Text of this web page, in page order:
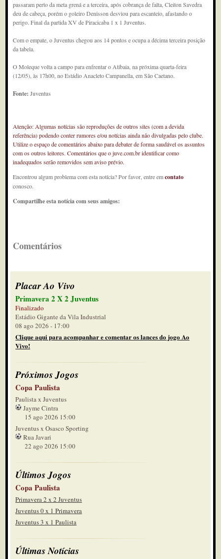
passaram perto da meta grená e a terceira, após cobrança de falta, Cleiton Savedra
deu de cabeça, porém o goleiro Denisson desviou para escanteio, afastando o
perigo. Final da partida XV de Piracicaba 1 x 1 Juventus.
Com o empate, o Juventus chegou aos 14 pontos e ocupa a décima terceira posição
da tabela.
O Moleque volta a campo para enfrentar o Atibaia, na próxima quarta-feira
(12/05), às 17h00, no Estádio Anacleto Campanella, em São Caetano.
Fonte:Juventus
Atenção: Algumas notícias são reproduções de outros sites (com a devida
referência) podendo conter rumores e/ou notícias ainda não divulgadas pelo clube.
Utilize o espaço de comentários abaixo para debater de forma saudável os assuntos
com os outros leitores. Comentários que o juve.com.br identificar como
inadequados serão removidos sem aviso prévio.
Encontrou algum problema com esta notícia? Por favor, entre emcontato
conosco.
Compartilhe esta notícia com seus amigos:
Comentários
Placar Ao Vivo
Primavera 2 X 2 Juventus
Finalizado
Estádio Gigante da Vila Industrial
08 ago 2026 - 17:00
Clique aqui para acompanhar e comentar os lances do jogo Ao
Vivo!
Próximos Jogos
Copa Paulista
Paulista x Juventus
Jayme Cintra
15 ago 2026 15:00
Juventus x Osasco Sporting
Rua Javari
22 ago 2026 15:00
Últimos Jogos
Copa Paulista
Primavera 2 x 2 Juventus
Juventus 0 x 1 Primavera
Juventus 3 x 1 Paulista
Últimas Notícias